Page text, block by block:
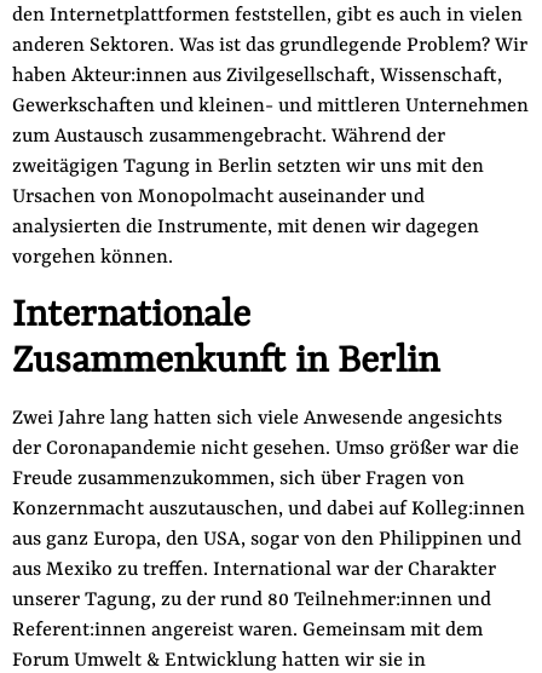
Newsletter
Appelle unterzeichnen
Kontakt
Impressum
Suche
der
Folge Uns
MastodonBlueskyInstagram
YoutubeLinkedInFeed
den Internetplattformen feststellen, gibt es auch in vielen
anderen Sektoren. Was ist das grundlegende Problem? Wir
haben Akteur:innen aus Zivilgesellschaft, Wissenschaft,
Gewerkschaften und kleinen- und mittleren Unternehmen
zum Austausch zusammengebracht. Während der
zweitägigen Tagung in Berlin setzten wir uns mit den
Ursachen von Monopolmacht auseinander und
analysierten die Instrumente, mit denen wir dagegen
vorgehen können.
Internationale
Zusammenkunft in Berlin
Zwei Jahre lang hatten sich viele Anwesende angesichts
der Coronapandemie nicht gesehen. Umso größer war die
Freude zusammenzukommen, sich über Fragen von
Konzernmacht auszutauschen, und dabei auf Kolleg:innen
aus ganz Europa, den USA, sogar von den Philippinen und
aus Mexiko zu treffen. International war der Charakter
unserer Tagung, zu der rund 80 Teilnehmer:innen und
Referent:innen angereist waren. Gemeinsam mit dem
Forum Umwelt & Entwicklung hatten wir sie in